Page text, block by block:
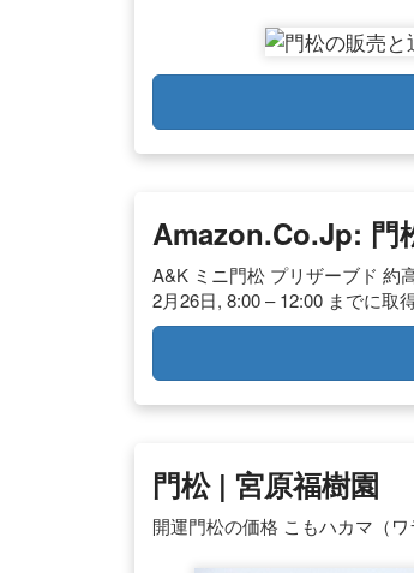
Amazon.co.jp: 門
A&K ミニ門松 プリザーブド 約
2月26日, 8:00 – 12:00 までに取
門松 | 宮原福樹園
開運門松の価格 こもハカマ（